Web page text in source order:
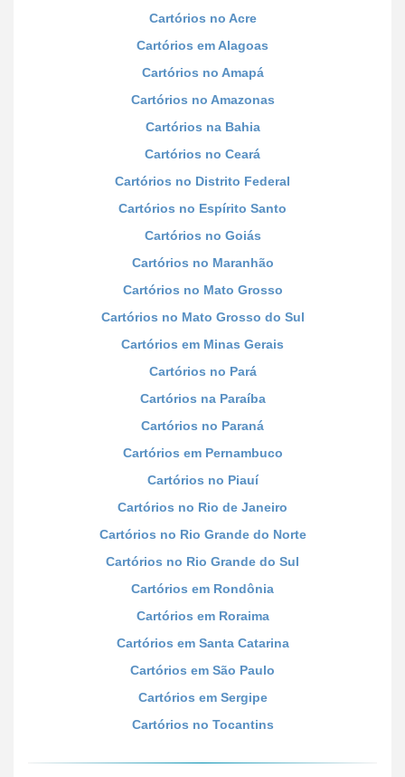
Cartórios no Acre
Cartórios em Alagoas
Cartórios no Amapá
Cartórios no Amazonas
Cartórios na Bahia
Cartórios no Ceará
Cartórios no Distrito Federal
Cartórios no Espírito Santo
Cartórios no Goiás
Cartórios no Maranhão
Cartórios no Mato Grosso
Cartórios no Mato Grosso do Sul
Cartórios em Minas Gerais
Cartórios no Pará
Cartórios na Paraíba
Cartórios no Paraná
Cartórios em Pernambuco
Cartórios no Piauí
Cartórios no Rio de Janeiro
Cartórios no Rio Grande do Norte
Cartórios no Rio Grande do Sul
Cartórios em Rondônia
Cartórios em Roraima
Cartórios em Santa Catarina
Cartórios em São Paulo
Cartórios em Sergipe
Cartórios no Tocantins